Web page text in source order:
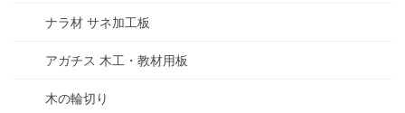
ナラ材 サネ加工板
アガチス 木工・教材用板
木の輪切り